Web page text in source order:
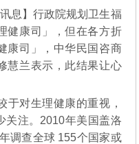
息】行政院规划卫生福
健康司」，但在各方折
康司」，中华民国咨商
慧兰表示，此结果让心
对生理健康的重视，
关注。2010年美国盖洛
调查全球 155个国家或